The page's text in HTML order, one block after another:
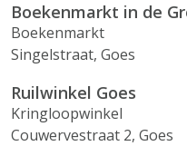
Boekenmarkt in de
Boekenmarkt
Singelstraat, Goes
Ruilwinkel Goes
Kringloopwinkel
Couwervestraat 2, Goes